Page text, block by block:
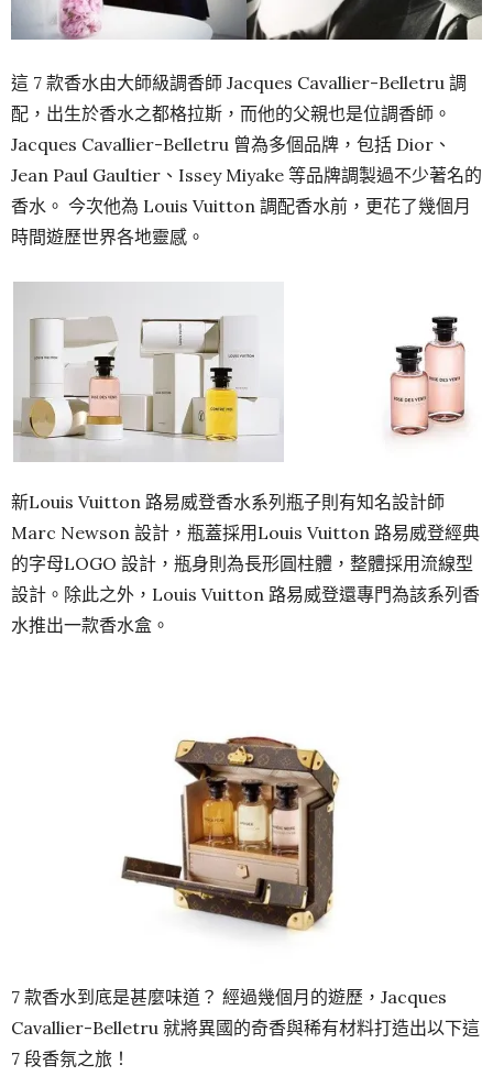
這 7 款香水由大師級調香師 Jacques Cavallier-Belletru 調
配，出生於香水之都格拉斯，而他的父親也是位調香師。
Jacques Cavallier-Belletru 曾為多個品牌，包括 Dior、
Jean Paul Gaultier、Issey Miyake 等品牌調製過不少著名的
香水。 今次他為 Louis Vuitton 調配香水前，更花了幾個月
時間遊歷世界各地靈感。
新Louis Vuitton 路易威登香水系列瓶子則有知名設計師
Marc Newson 設計，瓶蓋採用Louis Vuitton 路易威登經典
的字母LOGO 設計，瓶身則為長形圓柱體，整體採用流線型
設計。除此之外，Louis Vuitton 路易威登還專門為該系列香
水推出一款香水盒。
7 款香水到底是甚麼味道？ 經過幾個月的遊歷，Jacques
Cavallier-Belletru 就將異國的奇香與稀有材料打造出以下這
7 段香氛之旅！